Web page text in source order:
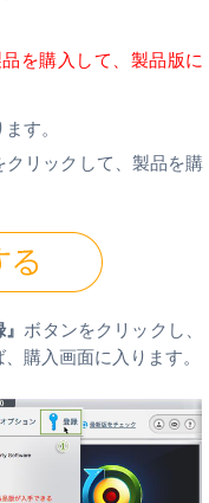
を購入して、製品版に
す。
リックして、製品を購
ボタンをクリックし、
購入画面に入ります。